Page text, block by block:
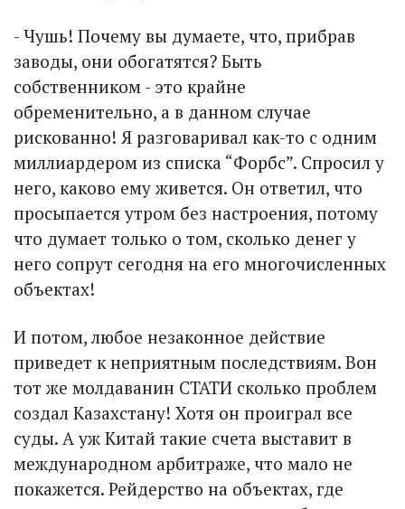
- Чушь! Почему вы думаете, что, прибрав
заводы, они обогатятся? Быть
собственником - это крайне
обременительно, а в данном случае
рискованно! Я разговаривал как-то с одним
миллиардером из списка “Форбс”. Спросил у
него, каково ему живется. Он ответил, что
просыпается утром без настроения, потому
что думает только о том, сколько денег у
него сопрут сегодня на его многочисленных
объектах!
И потом, любое незаконное действие
приведет к неприятным последствиям. Вон
тот же молдаванин СТАТИ сколько проблем
создал Казахстану! Хотя он проиграл все
суды. А уж Китай такие счета выставит в
международном арбитраже, что мало не
покажется. Рейдерство на объектах, где